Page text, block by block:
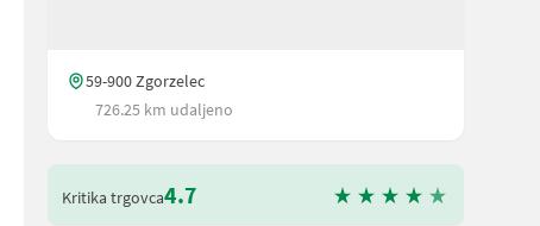
59-900 Zgorzelec
726.25 km udaljeno
Kritika trgovca4.7